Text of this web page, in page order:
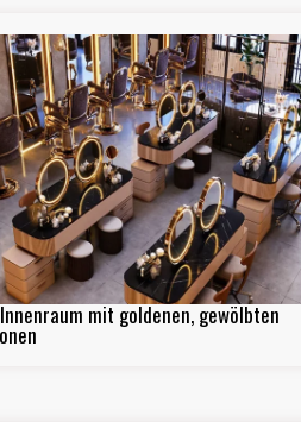
mit goldenen, gewölbten